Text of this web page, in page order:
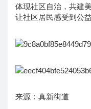
体现社区自治，共建
让社区居民感受到公
来源：真新街道